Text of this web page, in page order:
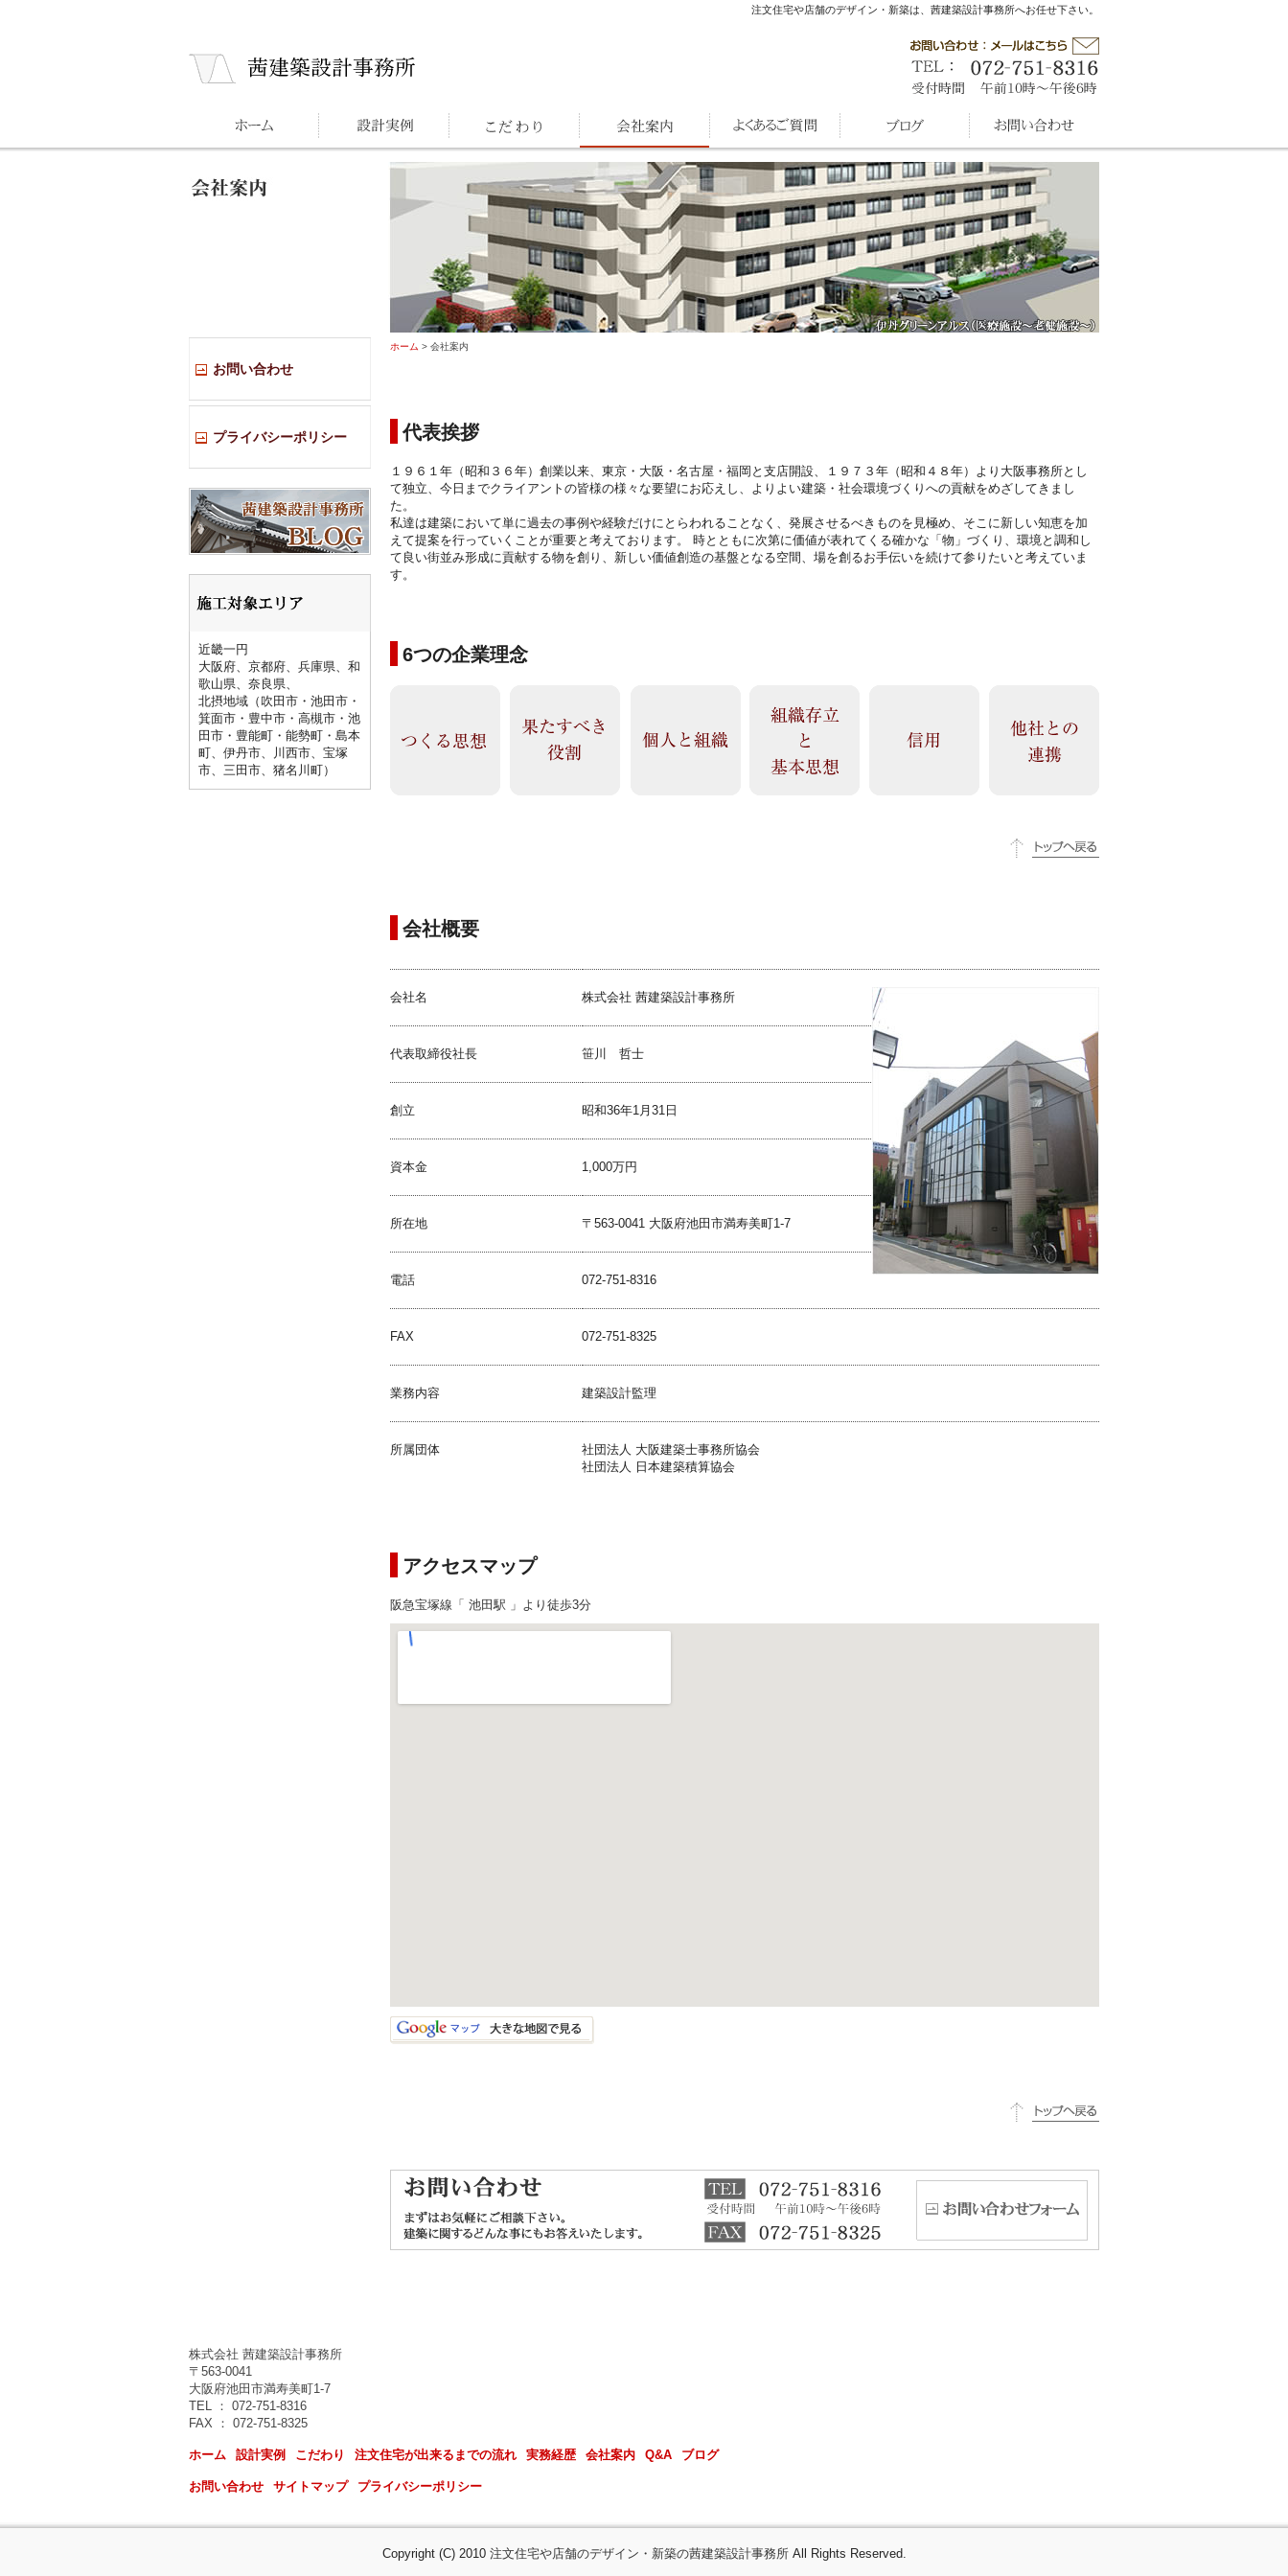
注文住宅や店舗のデザイン・新築は、茜建築設計事務所へお任せ下さい。
お問い合わせ
プライバシーポリシー
近畿一円
大阪府、京都府、兵庫県、和
歌山県、奈良県、
北摂地域（吹田市・池田市・
箕面市・豊中市・高槻市・池
田市・豊能町・能勢町・島本
町、伊丹市、川西市、宝塚
市、三田市、猪名川町）
ホーム > 会社案内
代表挨拶
１９６１年（昭和３６年）創業以来、東京・大阪・名古屋・福岡と支店開設、１９７３年（昭和４８年）より大阪事務所とし
て独立、今日までクライアントの皆様の様々な要望にお応えし、よりよい建築・社会環境づくりへの貢献をめざしてきまし
た。
私達は建築において単に過去の事例や経験だけにとらわれることなく、発展させるべきものを見極め、そこに新しい知恵を加
えて提案を行っていくことが重要と考えております。 時とともに次第に価値が表れてくる確かな「物」づくり、環境と調和し
て良い街並み形成に貢献する物を創り、新しい価値創造の基盤となる空間、場を創るお手伝いを続けて参りたいと考えていま
す。
6つの企業理念
会社概要
会社名 株式会社 茜建築設計事務所
代表取締役社長 笹川 哲士
創立 昭和36年1月31日
資本金 1,000万円
所在地 〒563-0041 大阪府池田市満寿美町1-7
電話 072-751-8316
FAX 072-751-8325
業務内容 建築設計監理
所属団体
社団法人 大阪建築士事務所協会
社団法人 日本建築積算協会
アクセスマップ
阪急宝塚線「 池田駅 」より徒歩3分
株式会社 茜建築設計事務所
〒563-0041
大阪府池田市満寿美町1-7
TEL ： 072-751-8316
FAX ： 072-751-8325
ホーム 設計実例 こだわり 注文住宅が出来るまでの流れ 実務経歴 会社案内 Q&A ブログ
お問い合わせ サイトマップ プライバシーポリシー
Copyright (C) 2010 注文住宅や店舗のデザイン・新築の茜建築設計事務所All Rights Reserved.